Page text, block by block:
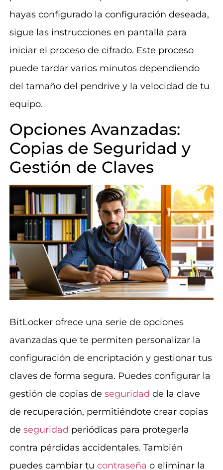
hayas configurado la configuración deseada,
sigue las instrucciones en pantalla para
iniciar el proceso de cifrado. Este proceso
puede tardar varios minutos dependiendo
del tamaño del pendrive y la velocidad de tu
equipo.
Opciones Avanzadas:
Copias de Seguridad y
Gestión de Claves
BitLocker ofrece una serie de opciones
avanzadas que te permiten personalizar la
configuración de encriptación y gestionar tus
claves de forma segura. Puedes configurar la
gestión de copias de seguridad de la clave
de recuperación, permitiéndote crear copias
de seguridad periódicas para protegerla
contra pérdidas accidentales. También
puedes cambiar tu contraseña o eliminar la